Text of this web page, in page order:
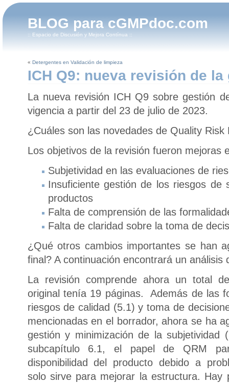
BLOG para cGMPdoc.com
:: Espacio de Discusión y Mejora Contínua ::
« Detergentes en Validación de limpieza
ICH Q9: nueva revisión de la
La nueva revisión ICH Q9 sobre gestión
vigencia a partir del 23 de julio de 2023.
¿Cuáles son las novedades de Quality
Los objetivos de la revisión fueron mejoras
Subjetividad en las evaluaciones de
Insuficiente gestión de los riesgos de
productos
Falta de comprensión de las
Falta de claridad sobre la toma de
¿Qué otros cambios importantes se han
final? A continuación encontrará un análisis
La revisión comprende ahora un total
original tenía 19 páginas. Además de las
riesgos de calidad (5.1) y toma de
mencionadas en el borrador, ahora se ha
gestión y minimización de la subjetividad
subcapítulo 6.1, el papel de QRM
disponibilidad del producto debido a
solo sirve para mejorar la estructura.